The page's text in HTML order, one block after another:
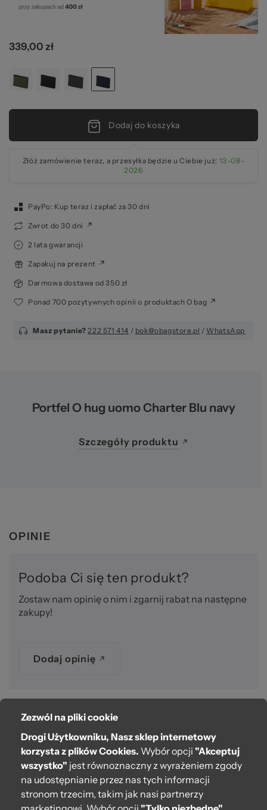
339,00 zł
Dodaj do koszyka
Złóż zamówienie teraz, a przesyłka będzie u Ciebie już: 13-08-
2026
PayPo: Kup teraz i zapłać za 30 dni
Zwrot do 30 dni
2 lata gwarancji
Zapakuj na prezent
Darmowa dostawa od 350 zł
Ponad 700 pozytywnych opinii o produktach O bag
Masz pytanie? 222 571 414 / bok@obagstore.pl / WhatsApp
Portfel O hug uomo Charter Blu navy
Szczegóły produktu
OPINIE
Podoba Ci się ten produkt?
Zostaw nam opinię o nim i zgarnij rabat na następne
zakupy!
Dodaj opinię
O bag
Pomoc
Moje O bag
Kontakt
Zezwól na pliki cookie
Drogi Użytkowniku, Nasz sklep internetowy
korzysta z plików Cookies. Wybór opcji "Akceptuj
wszystko" jest równoznaczny z wyrażeniem zgody
na udostępnianie przez nas tych informacji
stronom trzecim, takim jak nasi partnerzy